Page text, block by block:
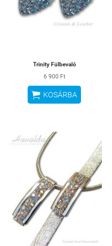
Trinity Fülbevaló
6 900 Ft
 KOSÁRBA